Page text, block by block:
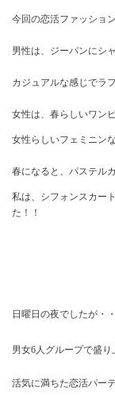
今回の恋活ファッショ
男性は、ジーパンにシ
カジュアルな感じでラ
女性は、春らしいワン
女性らしいフェミニン
春になると、パステル
私は、シフォンスカー
た！！
日曜日の夜でしたが・・
男女6人グループで盛り
活気に満ちた恋活パー